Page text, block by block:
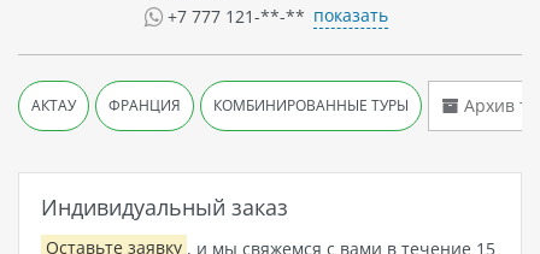
Индивидуальный заказ
Оставьте заявку , и мы свяжемся с вами в течение 15
+7 777 121-**-** показать
АКТАУ ФРАНЦИЯ КОМБИНИРОВАННЫЕ ТУРЫ Архив